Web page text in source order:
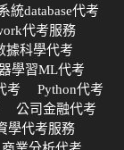
統database代考
代考服務
據科學代考
學習ML代考
考
Python代考
公司金融代考
學代考服務